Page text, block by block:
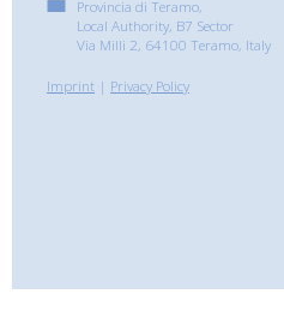
Provincia di Teramo,
Local Authority, B7 Sector
Via Milli 2, 64100 Teramo, Italy
Imprint | Privacy Policy